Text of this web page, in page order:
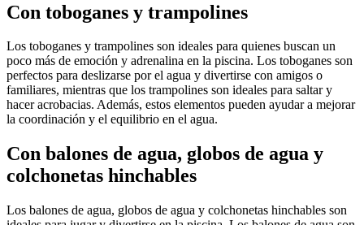
Con toboganes y trampolines
Los toboganes y trampolines son ideales para quienes buscan un
poco más de emoción y adrenalina en la piscina. Los toboganes son
perfectos para deslizarse por el agua y divertirse con amigos o
familiares, mientras que los trampolines son ideales para saltar y
hacer acrobacias. Además, estos elementos pueden ayudar a mejorar
la coordinación y el equilibrio en el agua.
Con balones de agua, globos de agua y
colchonetas hinchables
Los balones de agua, globos de agua y colchonetas hinchables son